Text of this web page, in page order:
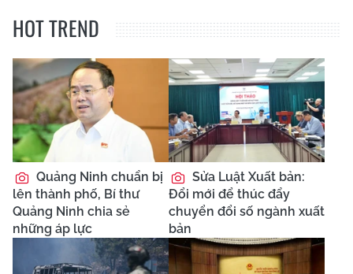
HOT TREND
Quảng Ninh chuẩn bị
lên thành phố, Bí thư
Quảng Ninh chia sẻ
những áp lực
Sửa Luật Xuất bản:
Đổi mới để thúc đẩy
chuyển đổi số ngành xuất
bản